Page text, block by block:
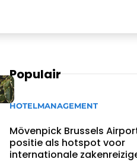
Populair
HOTELMANAGEMENT
Mövenpick Brussels
positie als hotspot voor
internationale